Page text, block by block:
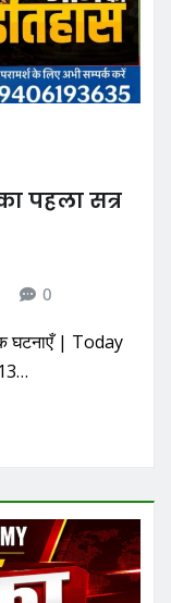
पहला सत्र
0
घटनाएँ | Today